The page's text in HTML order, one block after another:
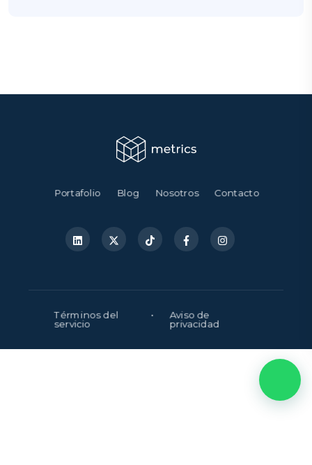
Portafolio Blog Nosotros Contacto
Términos del
servicio
•
Aviso de
privacidad